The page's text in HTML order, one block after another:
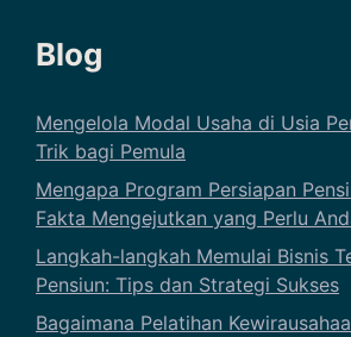
Blog
Mengelola Modal Usaha di Usia
Trik bagi Pemula
Mengapa Program Persiapan
Fakta Mengejutkan yang Perlu
Langkah-langkah Memulai Bisnis
Pensiun: Tips dan Strategi Sukses
Bagaimana Pelatihan